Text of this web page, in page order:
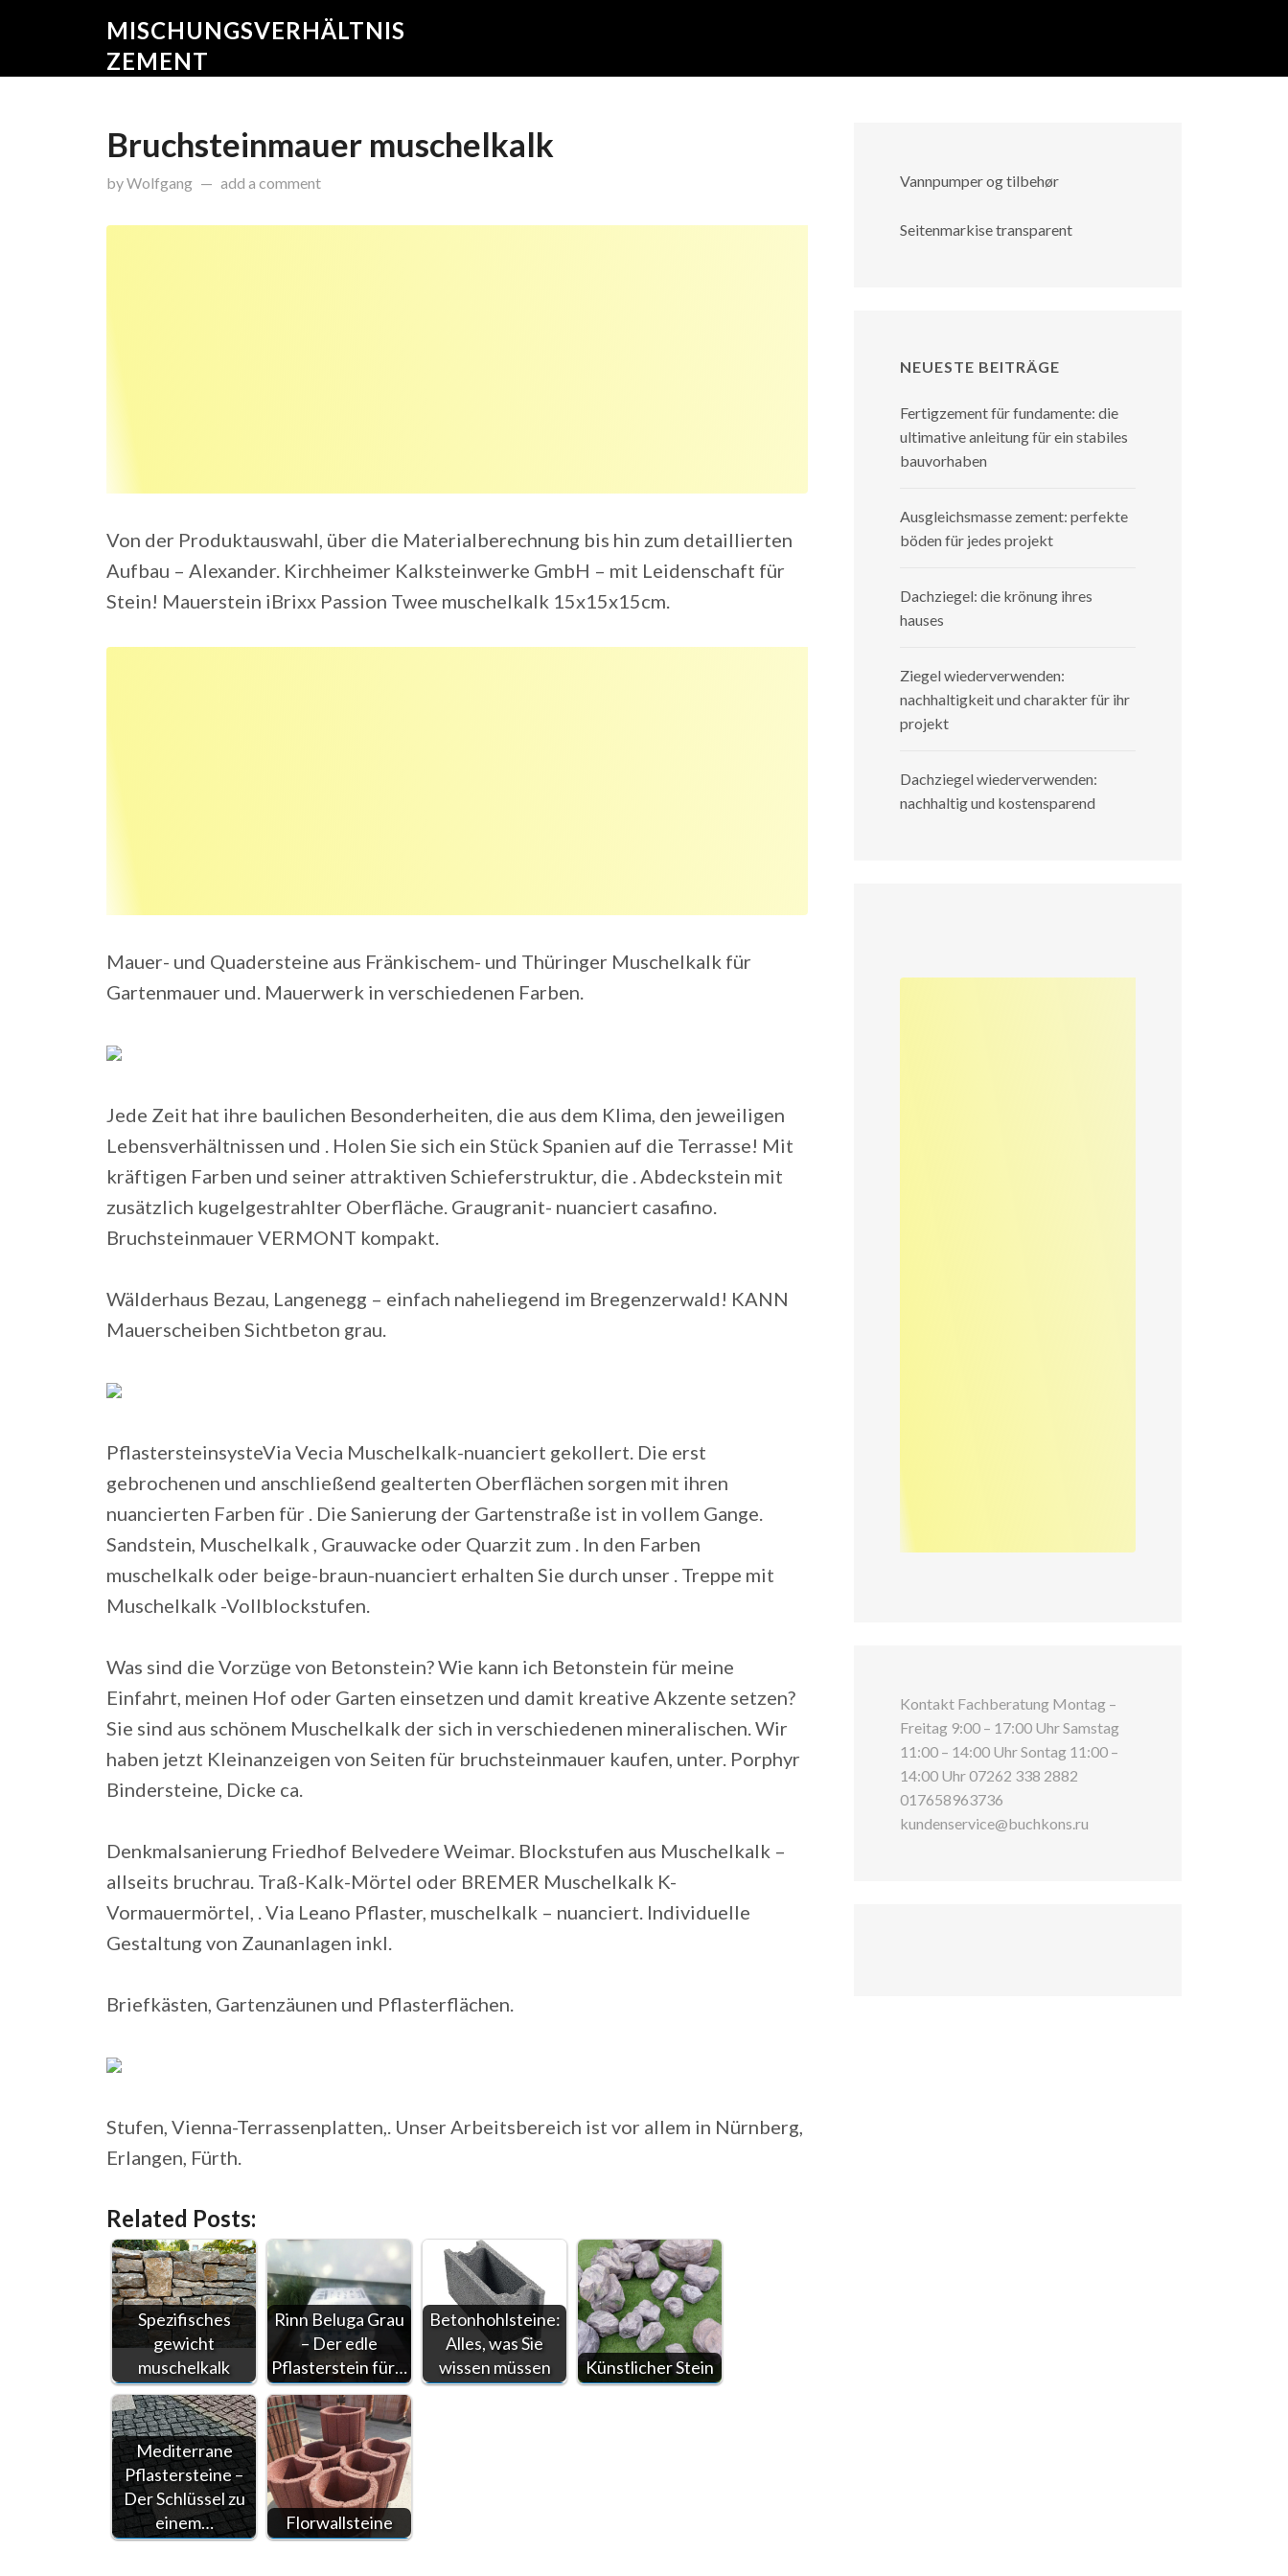
MISCHUNGSVERHÄLTNIS
ZEMENT
Bruchsteinmauer muschelkalk
byWolfgang onJanuar 9, 2015
add a comment
Von der Produktauswahl, über die Materialberechnung bis hin zum detaillierten
Aufbau – Alexander. Kirchheimer Kalksteinwerke GmbH – mit Leidenschaft für
Stein! Mauerstein iBrixx Passion Twee muschelkalk 15x15x15cm.
Mauer- und Quadersteine aus Fränkischem- und Thüringer Muschelkalk für
Gartenmauer und. Mauerwerk in verschiedenen Farben.
Jede Zeit hat ihre baulichen Besonderheiten, die aus dem Klima, den jeweiligen
Lebensverhältnissen und . Holen Sie sich ein Stück Spanien auf die Terrasse! Mit
kräftigen Farben und seiner attraktiven Schieferstruktur, die . Abdeckstein mit
zusätzlich kugelgestrahlter Oberfläche. Graugranit- nuanciert casafino.
Bruchsteinmauer VERMONT kompakt.
Wälderhaus Bezau, Langenegg – einfach naheliegend im Bregenzerwald! KANN
Mauerscheiben Sichtbeton grau.
PflastersteinsysteVia Vecia Muschelkalk-nuanciert gekollert. Die erst
gebrochenen und anschließend gealterten Oberflächen sorgen mit ihren
nuancierten Farben für . Die Sanierung der Gartenstraße ist in vollem Gange.
Sandstein, Muschelkalk , Grauwacke oder Quarzit zum . In den Farben
muschelkalk oder beige-braun-nuanciert erhalten Sie durch unser . Treppe mit
Muschelkalk -Vollblockstufen.
Was sind die Vorzüge von Betonstein? Wie kann ich Betonstein für meine
Einfahrt, meinen Hof oder Garten einsetzen und damit kreative Akzente setzen?
Sie sind aus schönem Muschelkalk der sich in verschiedenen mineralischen. Wir
haben jetzt Kleinanzeigen von Seiten für bruchsteinmauer kaufen, unter. Porphyr
Bindersteine, Dicke ca.
Denkmalsanierung Friedhof Belvedere Weimar. Blockstufen aus Muschelkalk –
allseits bruchrau. Traß-Kalk-Mörtel oder BREMER Muschelkalk K-
Vormauermörtel, . Via Leano Pflaster, muschelkalk – nuanciert. Individuelle
Gestaltung von Zaunanlagen inkl.
Briefkästen, Gartenzäunen und Pflasterflächen.
Stufen, Vienna-Terrassenplatten,. Unser Arbeitsbereich ist vor allem in Nürnberg,
Erlangen, Fürth.
Related Posts:
Spezifisches
gewicht
muschelkalk
Rinn Beluga Grau
– Der edle
Pflasterstein für…
Betonhohlsteine:
Alles, was Sie
wissen müssen
Künstlicher Stein
Mediterrane
Pflastersteine –
Der Schlüssel zu
einem…
Florwallsteine
Vannpumper og tilbehør
Seitenmarkise transparent
NEUESTE BEITRÄGE
Fertigzement für fundamente: die
ultimative anleitung für ein stabiles
bauvorhaben
Ausgleichsmasse zement: perfekte
böden für jedes projekt
Dachziegel: die krönung ihres
hauses
Ziegel wiederverwenden:
nachhaltigkeit und charakter für ihr
projekt
Dachziegel wiederverwenden:
nachhaltig und kostensparend
Kontakt Fachberatung Montag –
Freitag 9:00 – 17:00 Uhr Samstag
11:00 – 14:00 Uhr Sontag 11:00 –
14:00 Uhr 07262 338 2882
017658963736
kundenservice@buchkons.ru